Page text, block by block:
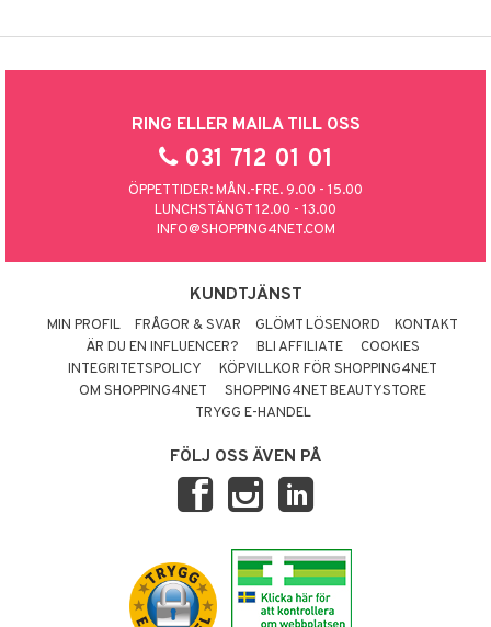
RING ELLER MAILA TILL OSS
031 712 01 01
ÖPPETTIDER: MÅN.-FRE. 9.00 - 15.00
LUNCHSTÄNGT 12.00 - 13.00
INFO@SHOPPING4NET.COM
KUNDTJÄNST
MIN PROFIL FRÅGOR & SVAR GLÖMT LÖSENORD
KONTAKT
ÄR DU EN INFLUENCER?
BLI AFFILIATE
COOKIES
INTEGRITETSPOLICY
KÖPVILLKOR FÖR SHOPPING4NET
OM SHOPPING4NET
SHOPPING4NET BEAUTYSTORE
TRYGG E-HANDEL
FÖLJ OSS ÄVEN PÅ